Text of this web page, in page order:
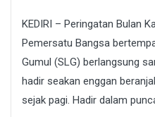
KEDIRI – Peringatan Bulan
Pemersatu Bangsa
Gumul (SLG) berlangsung
hadir seakan enggan
sejak pagi. Hadir dalam